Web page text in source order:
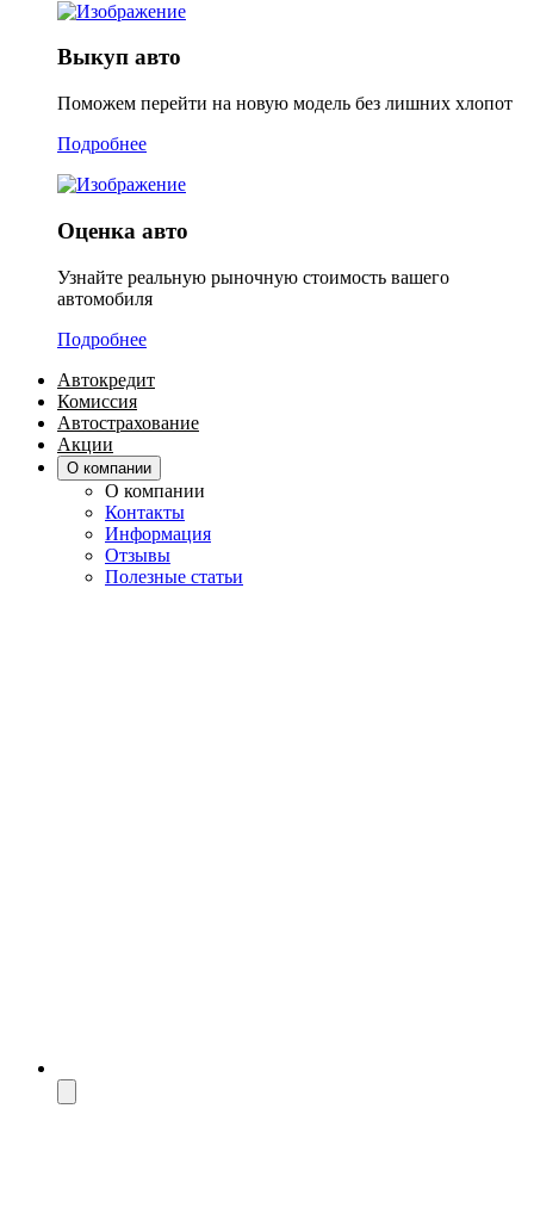
Выкуп авто
Поможем перейти на новую модель без лишних хлопот
Подробнее
Оценка авто
Узнайте реальную рыночную стоимость вашего
автомобиля
Подробнее
Автокредит
Комиссия
Автострахование
Акции
О компании
О компании
Контакты
Информация
Отзывы
Полезные статьи